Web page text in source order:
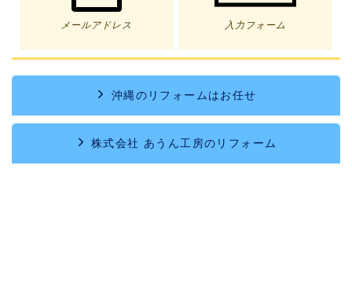
メールアドレス 入力フォーム
沖縄のリフォームはお任せ
株式会社 あうん工房のリフォーム